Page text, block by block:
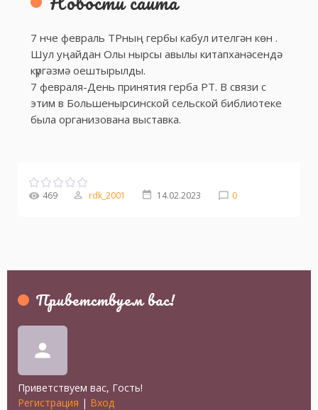
7 нче февраль ТРның гербы кабул ителгән көн .
Шул уңайдан Олы нырсы авылы китапханәсендә
күргәзмә оештырылды.
7 февраля-День принятия герба РТ. В связи с
этим в Большенырсинской сельской библиотеке
была организована выставка.
469 rdk_2001 14.02.2023 0
Приветствуем вас!
person
Приветствуем вас, Гость!
Регистрация | Вход